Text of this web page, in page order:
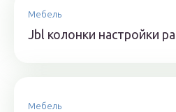
Мебель
Jbl колонки настройки
Мебель